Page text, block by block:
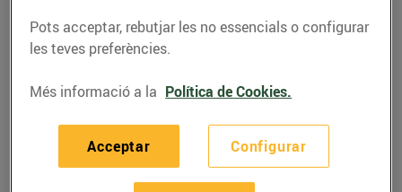
Pots acceptar, rebutjar les no essencials o configurar
les teves preferències.
Més informació a la Política de Cookies.
Configurar
Acceptar